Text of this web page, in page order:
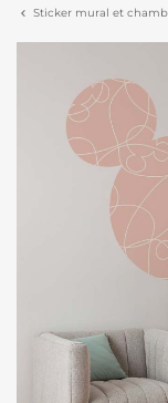
Sticker mural et